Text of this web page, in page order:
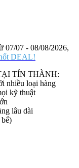
07/07 - 08/08/2026,
DEAL!
TÍN THÀNH:
nhiều loại hàng
kỹ thuật
lâu dài